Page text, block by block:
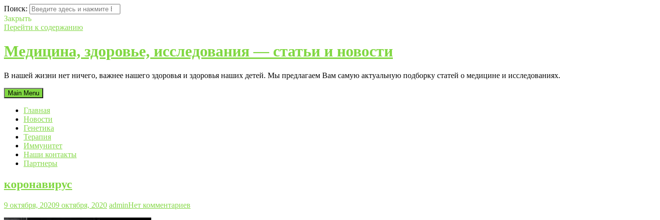
Поиск:
Закрыть
Перейти к содержанию
Медицина, здоровье, исследования — статьи и новости
В нашей жизни нет ничего, важнее нашего здоровья и здоровья наших детей. Мы предлагаем Вам самую актуальную подборку статей о медицине и исследованиях.
Main Menu
Главная
Новости
Генетика
Терапия
Иммунитет
Наши контакты
Партнеры
коронавирус
9 октября, 20209 октября, 2020 adminНет комментариев